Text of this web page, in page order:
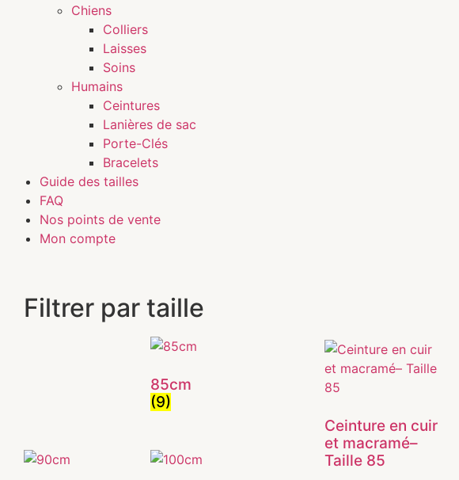
Chiens
Colliers
Laisses
Soins
Humains
Ceintures
Lanières de sac
Porte-Clés
Bracelets
Guide des tailles
FAQ
Nos points de vente
Mon compte
Filtrer par taille
85cm
(9)
Ceinture en cuir
et macramé–
Taille 85